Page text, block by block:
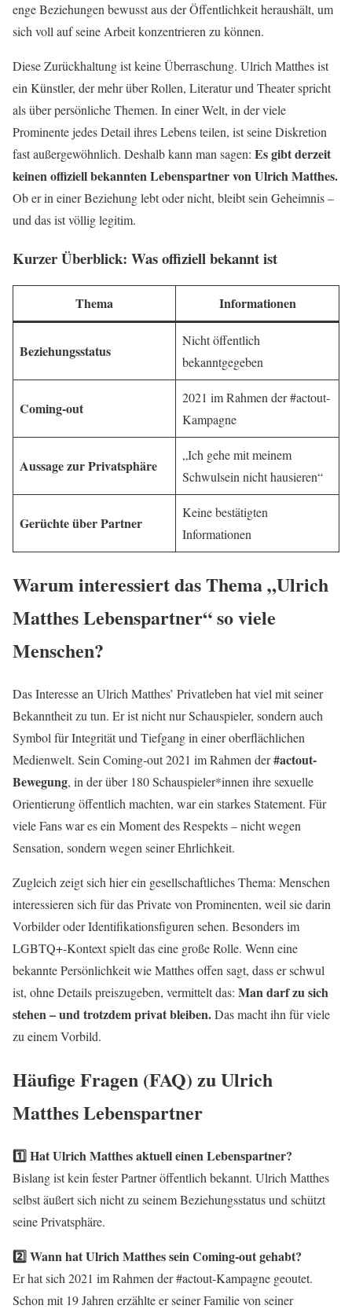
enge Beziehungen bewusst aus der Öffentlichkeit heraushält, um
sich voll auf seine Arbeit konzentrieren zu können.
Diese Zurückhaltung ist keine Überraschung. Ulrich Matthes ist
ein Künstler, der mehr über Rollen, Literatur und Theater spricht
als über persönliche Themen. In einer Welt, in der viele
Prominente jedes Detail ihres Lebens teilen, ist seine Diskretion
fast außergewöhnlich. Deshalb kann man sagen: Es gibt derzeit
keinen offiziell bekannten Lebenspartner von Ulrich Matthes.
Ob er in einer Beziehung lebt oder nicht, bleibt sein Geheimnis –
und das ist völlig legitim.
Kurzer Überblick: Was offiziell bekannt ist
Thema Informationen
Beziehungsstatus
Nicht öffentlich
bekanntgegeben
Coming-out
2021 im Rahmen der #actout-
Kampagne
Aussage zur Privatsphäre
„Ich gehe mit meinem
Schwulsein nicht hausieren“
Gerüchte über Partner
Keine bestätigten
Informationen
Warum interessiert das Thema „Ulrich
Matthes Lebenspartner“ so viele
Menschen?
Das Interesse an Ulrich Matthes’ Privatleben hat viel mit seiner
Bekanntheit zu tun. Er ist nicht nur Schauspieler, sondern auch
Symbol für Integrität und Tiefgang in einer oberflächlichen
Medienwelt. Sein Coming-out 2021 im Rahmen der#actout-
Bewegung, in der über 180 Schauspieler*innen ihre sexuelle
Orientierung öffentlich machten, war ein starkes Statement. Für
viele Fans war es ein Moment des Respekts – nicht wegen
Sensation, sondern wegen seiner Ehrlichkeit.
Zugleich zeigt sich hier ein gesellschaftliches Thema: Menschen
interessieren sich für das Private von Prominenten, weil sie darin
Vorbilder oder Identifikationsfiguren sehen. Besonders im
LGBTQ+-Kontext spielt das eine große Rolle. Wenn eine
bekannte Persönlichkeit wie Matthes offen sagt, dass er schwul
ist, ohne Details preiszugeben, vermittelt das: Man darf zu sich
stehen – und trotzdem privat bleiben.Das macht ihn für viele
zu einem Vorbild.
Häufige Fragen (FAQ) zu Ulrich
Matthes Lebenspartner
1️⃣ Hat Ulrich Matthes aktuell einen Lebenspartner?
Bislang ist kein fester Partner öffentlich bekannt. Ulrich Matthes
selbst äußert sich nicht zu seinem Beziehungsstatus und schützt
seine Privatsphäre.
2️⃣ Wann hat Ulrich Matthes sein Coming-out gehabt?
Er hat sich 2021 im Rahmen der #actout-Kampagne geoutet.
Schon mit 19 Jahren erzählte er seiner Familie von seiner